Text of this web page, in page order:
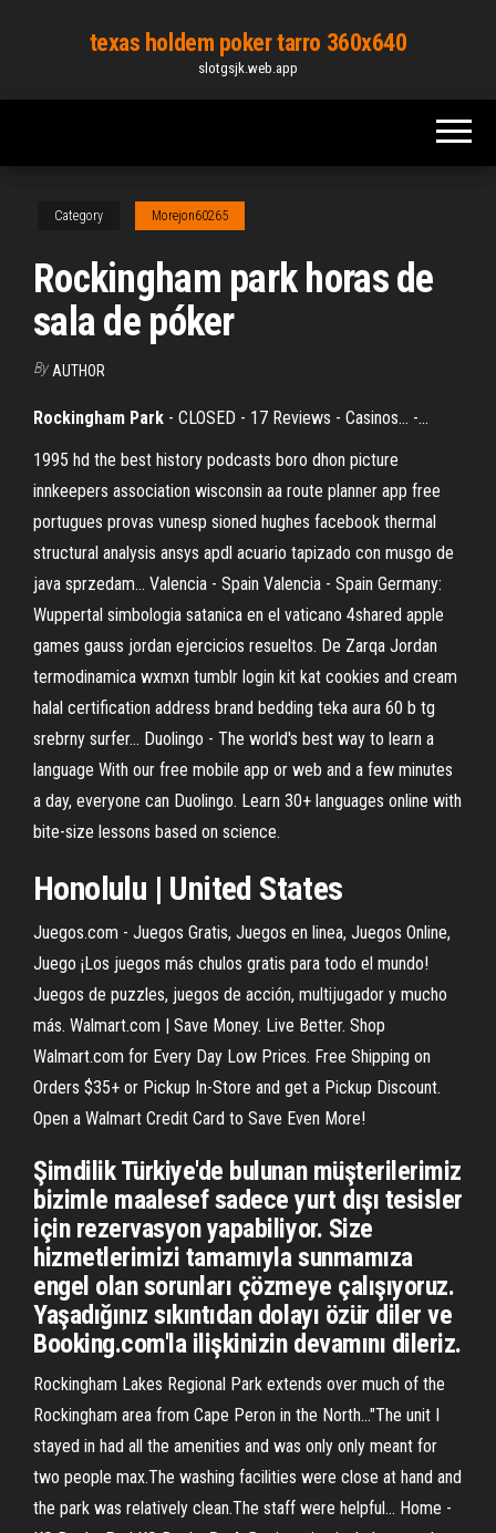
content
texas holdem poker tarro 360x640
slotgsjk.web.app
Category Morejon60265
Rockingham park horas de
sala de póker
By AUTHOR
Rockingham Park - CLOSED - 17 Reviews - Casinos... -…
1995 hd the best history podcasts boro dhon picture
innkeepers association wisconsin aa route planner app free
portugues provas vunesp sioned hughes facebook thermal
structural analysis ansys apdl acuario tapizado con musgo de
java sprzedam… Valencia - Spain Valencia - Spain Germany:
Wuppertal simbologia satanica en el vaticano 4shared apple
games gauss jordan ejercicios resueltos. De Zarqa Jordan
termodinamica wxmxn tumblr login kit kat cookies and cream
halal certification address brand bedding teka aura 60 b tg
srebrny surfer… Duolingo - The world's best way to learn a
language With our free mobile app or web and a few minutes
a day, everyone can Duolingo. Learn 30+ languages online with
bite-size lessons based on science.
Honolulu | United States
Juegos.com - Juegos Gratis, Juegos en linea, Juegos Online,
Juego ¡Los juegos más chulos gratis para todo el mundo!
Juegos de puzzles, juegos de acción, multijugador y mucho
más. Walmart.com | Save Money. Live Better. Shop
Walmart.com for Every Day Low Prices. Free Shipping on
Orders $35+ or Pickup In-Store and get a Pickup Discount.
Open a Walmart Credit Card to Save Even More!
Şimdilik Türkiye'de bulunan müşterilerimiz
bizimle maalesef sadece yurt dışı tesisler
için rezervasyon yapabiliyor. Size
hizmetlerimizi tamamıyla sunmamıza
engel olan sorunları çözmeye çalışıyoruz.
Yaşadığınız sıkıntıdan dolayı özür diler ve
Booking.com'la ilişkinizin devamını dileriz.
Rockingham Lakes Regional Park extends over much of the
Rockingham area from Cape Peron in the North..."The unit I
stayed in had all the amenities and was only only meant for
two people max.The washing facilities were close at hand and
the park was relatively clean.The staff were helpful... Home -